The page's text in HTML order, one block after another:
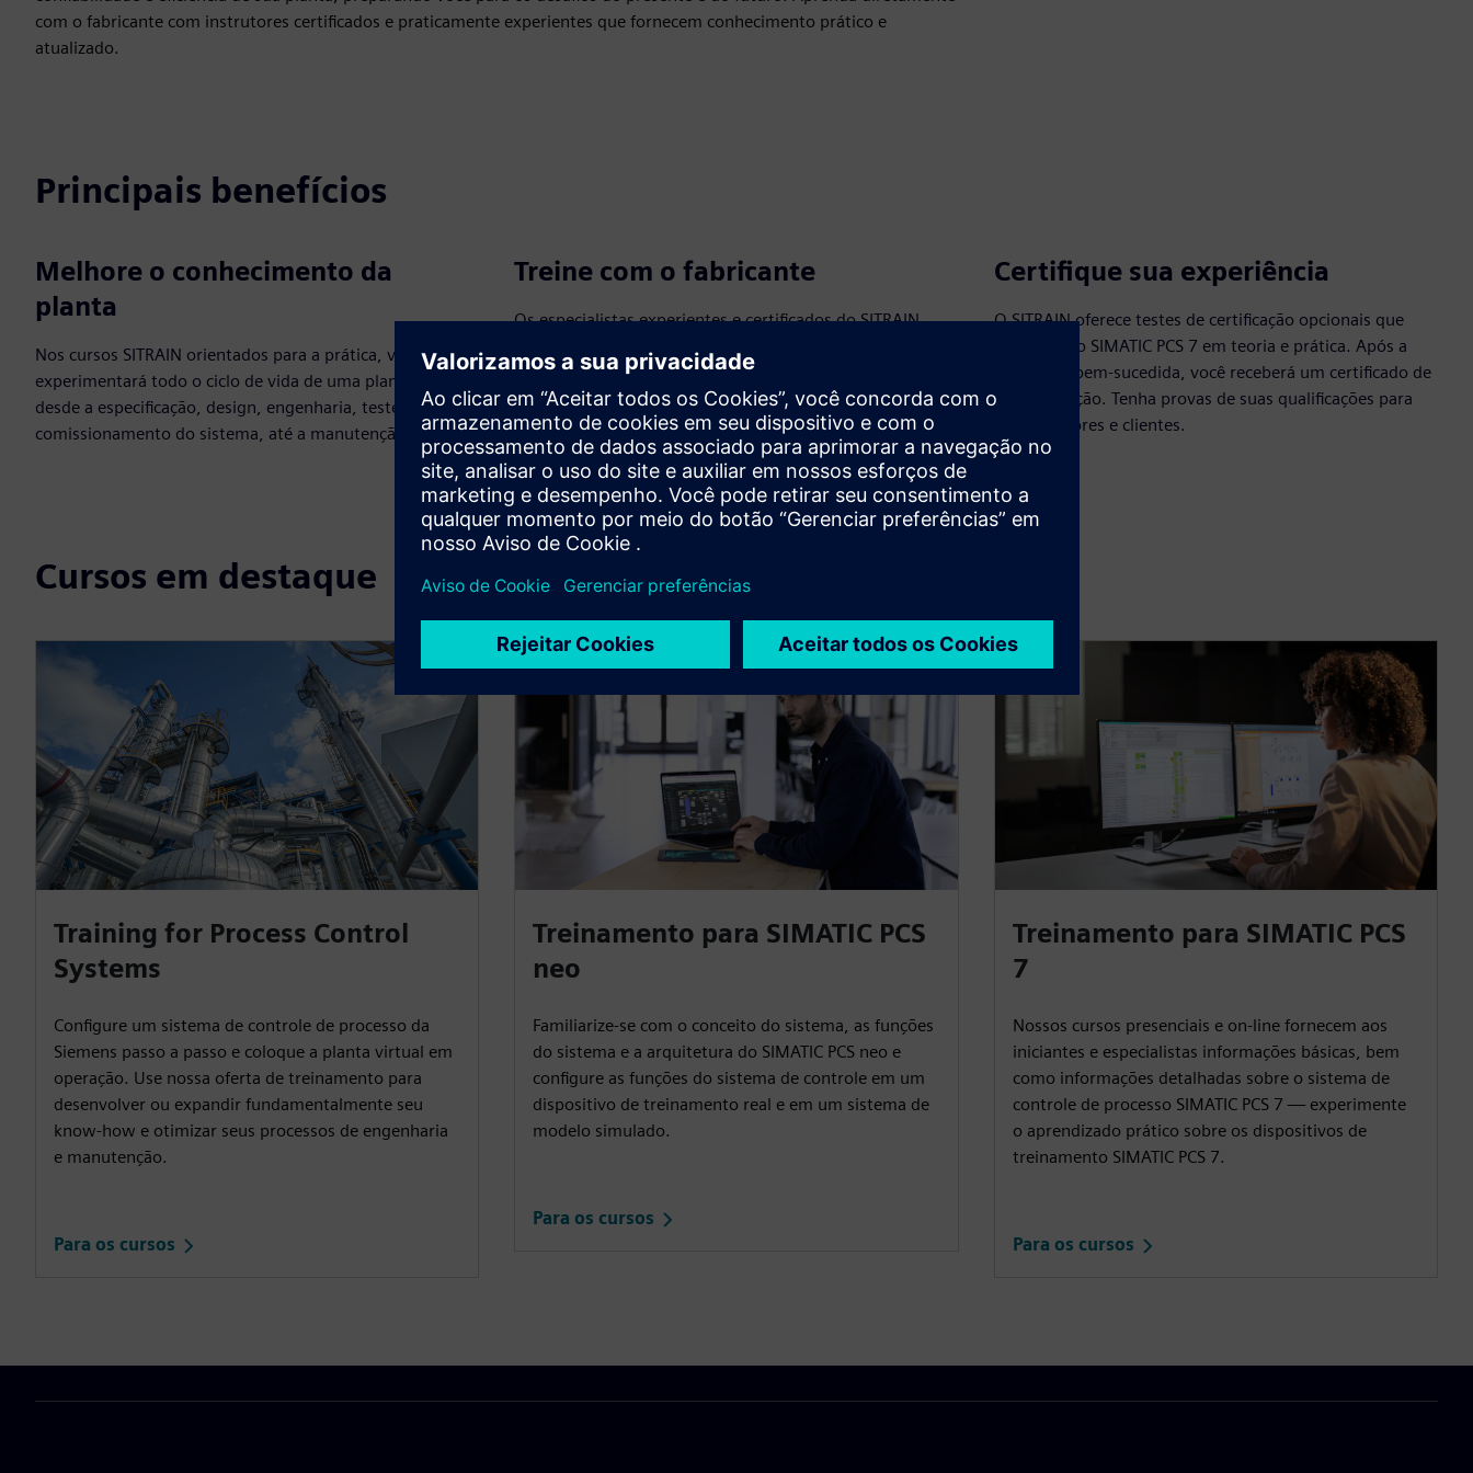
com o fabricante com instrutores certificados e praticamente experientes que fornecem conhecimento prático e
atualizado.
Principais benefícios
Melhore o conhecimento da
planta
Nos cursos SITRAIN orientados para a prática, você
experimentará todo o ciclo de vida de uma planta —
desde a especificação, design, engenharia, testes e
comissionamento do sistema, até a manutenção.
Treine com o fabricante
Os especialistas experientes e certificados do SITRAIN
ou versões do produto, atualizando a oferta da SITRAIN
em termos de tempo, conteúdo e por meio de diferentes
formatos de aprendizado.
Certifique sua experiência
O SITRAIN oferece testes de certificação opcionais que
abrangem o SIMATIC PCS 7 em teoria e prática. Após a
conclusão bem-sucedida, você receberá um certificado de
especialização. Tenha provas de suas qualificações para
empregadores e clientes.
Cursos em destaque
Training for Process Control
Systems
Configure um sistema de controle de processo da
Siemens passo a passo e coloque a planta virtual em
operação. Use nossa oferta de treinamento para
desenvolver ou expandir fundamentalmente seu
know-how e otimizar seus processos de engenharia
e manutenção.
Para os cursos
Treinamento para SIMATIC PCS
neo
Familiarize-se com o conceito do sistema, as funções
do sistema e a arquitetura do SIMATIC PCS neo e
configure as funções do sistema de controle em um
dispositivo de treinamento real e em um sistema de
modelo simulado.
Para os cursos
Treinamento para SIMATIC PCS
7
Nossos cursos presenciais e on-line fornecem aos
iniciantes e especialistas informações básicas, bem
como informações detalhadas sobre o sistema de
controle de processo SIMATIC PCS 7 — experimente
o aprendizado prático sobre os dispositivos de
treinamento SIMATIC PCS 7.
Para os cursos